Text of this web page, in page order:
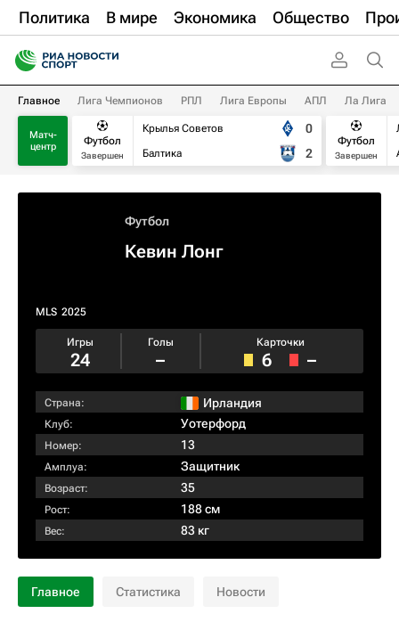
Политика В мире Экономика Общество
Главное Лига Чемпионов РПЛ Лига Европы АПЛ Ла Лига
Матч-
центр
Футбол
Завершен
Крылья Советов
Балтика
0
2
Футбол
Завершен
Футбол
Кевин Лонг
MLS 2025
Игры
24
Голы
–
Карточки
6 –
Страна: Ирландия
Клуб: Уотерфорд
Номер: 13
Амплуа: Защитник
Возраст: 35
Рост: 188 см
Вес: 83 кг
Главное Статистика Новости